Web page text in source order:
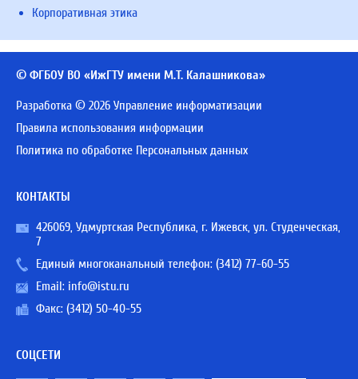
Корпоративная этика
© ФГБОУ ВО «ИжГТУ имени М.Т. Калашникова»
Разработка © 2026 Управление информатизации
Правила использования информации
Политика по обработке Персональных данных
КОНТАКТЫ
426069, Удмуртская Республика, г. Ижевск, ул. Студенческая,
7
Единый многоканальный телефон: (3412) 77-60-55
Email: info@istu.ru
Факс: (3412) 50-40-55
СОЦСЕТИ